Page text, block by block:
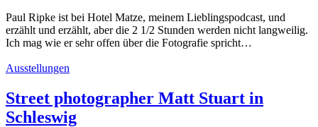
Paul Ripke ist bei Hotel Matze, meinem Lieblingspodcast, und
erzählt und erzählt, aber die 2 1/2 Stunden werden nicht langweilig.
Ich mag wie er sehr offen über die Fotografie spricht…
Ausstellungen
Street photographer Matt Stuart in
Schleswig